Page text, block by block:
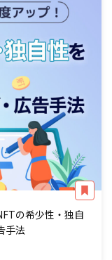
の希少性・独自
手法